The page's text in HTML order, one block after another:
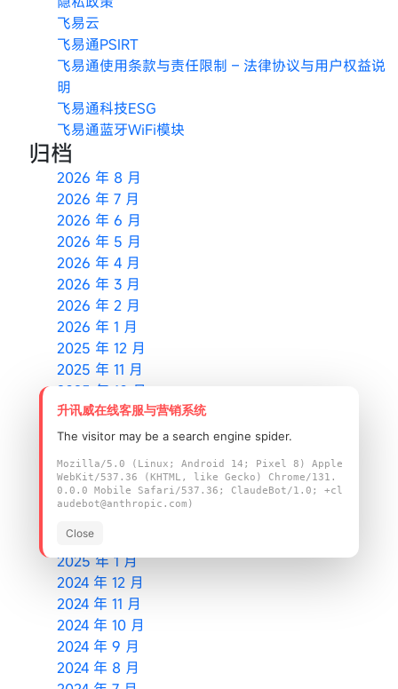
飞易云
飞易通PSIRT
飞易通使用条款与责任限制 – 法律协议与用户权益说
明
飞易通科技ESG
飞易通蓝牙WiFi模块
归档
2026 年 8 月
2026 年 7 月
2026 年 6 月
2026 年 5 月
2026 年 4 月
2026 年 3 月
2026 年 2 月
2026 年 1 月
2025 年 12 月
2025 年 11 月
2025 年 10 月
2025 年 9 月
2025 年 8 月
2025 年 6 月
2025 年 5 月
2025 年 4 月
2025 年 2 月
2025 年 1 月
2024 年 12 月
2024 年 11 月
2024 年 10 月
2024 年 9 月
2024 年 8 月
升讯威在线客服与营销系统
The visitor may be a search engine spider.
Mozilla/5.0 (Linux; Android 14; Pixel 8) Apple
WebKit/537.36 (KHTML, like Gecko) Chrome/131.
0.0.0 Mobile Safari/537.36; ClaudeBot/1.0; +cl
audebot@anthropic.com)
Close